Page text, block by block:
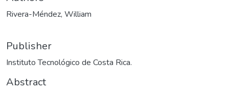
Rivera-Méndez, William
Publisher
Instituto Tecnológico de Costa Rica.
Abstract